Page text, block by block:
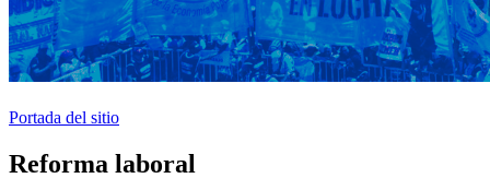
Portada del sitio
Reforma laboral